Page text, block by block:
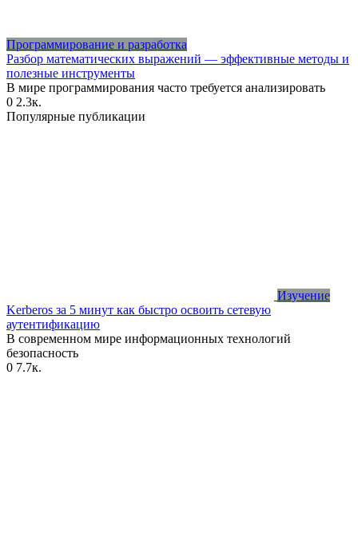
Программирование и разработка
Разбор математических выражений — эффективные методы и
полезные инструменты
В мире программирования часто требуется анализировать
0 2.3к.
Популярные публикации
Изучение
Kerberos за 5 минут как быстро освоить сетевую
аутентификацию
В современном мире информационных технологий
безопасность
0 7.7к.